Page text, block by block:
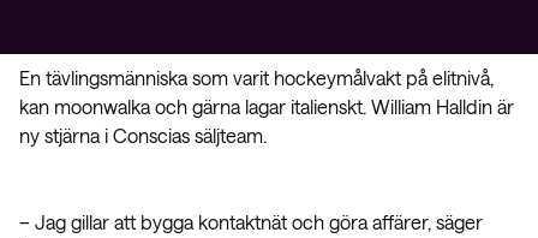
En tävlingsmänniska som varit hockeymålvakt på elitnivå,
kan moonwalka och gärna lagar italienskt. William Halldin är
ny stjärna i Conscias säljteam.
– Jag gillar att bygga kontaktnät och göra affärer, säger